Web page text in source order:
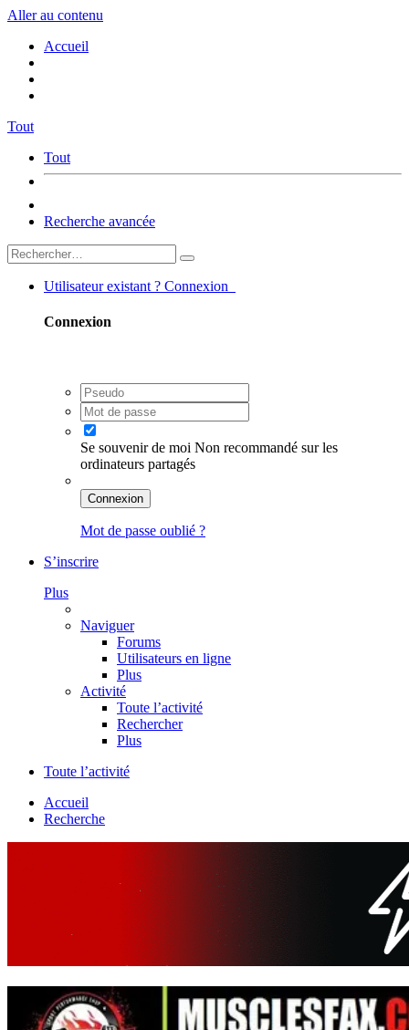
Aller au contenu
Accueil
Tout
Tout
Recherche avancée
Utilisateur existant ? Connexion
Connexion
Se souvenir de moi Non recommandé sur les
ordinateurs partagés
Connexion
Mot de passe oublié ?
S’inscrire
Plus
Naviguer
Forums
Utilisateurs en ligne
Plus
Activité
Toute l’activité
Rechercher
Plus
Toute l’activité
Accueil
Recherche